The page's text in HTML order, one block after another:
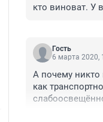
кто виноват. У
Гость
6 марта 2020,
А почему никто
как